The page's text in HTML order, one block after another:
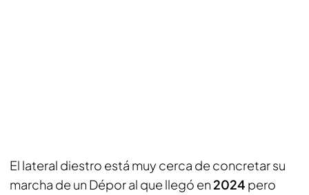
El lateral diestro está muy cerca de concretar su
marcha de un Dépor al que llegó en 2024 pero